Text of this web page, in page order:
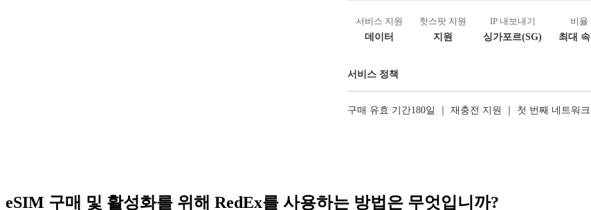
서비스 지원
데이터
핫스팟 지원
지원
IP 내보내기
싱가포르(SG)
비율
최대
서비스 정책
구매 유효 기간180일 ｜ 재충전 지원 ｜ 첫 번째 네트워
eSIM 구매 및 활성화를 위해 RedEx를 사용하는 방법은 무엇입니까?